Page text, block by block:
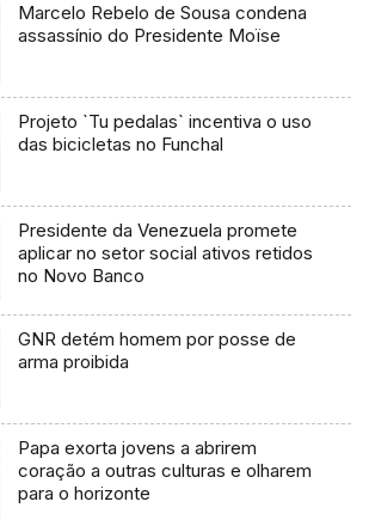
Marcelo Rebelo de Sousa condena
assassínio do Presidente Moïse
Projeto `Tu pedalas` incentiva o uso
das bicicletas no Funchal
Presidente da Venezuela promete
aplicar no setor social ativos retidos
no Novo Banco
GNR detém homem por posse de
arma proibida
Papa exorta jovens a abrirem
coração a outras culturas e olharem
para o horizonte